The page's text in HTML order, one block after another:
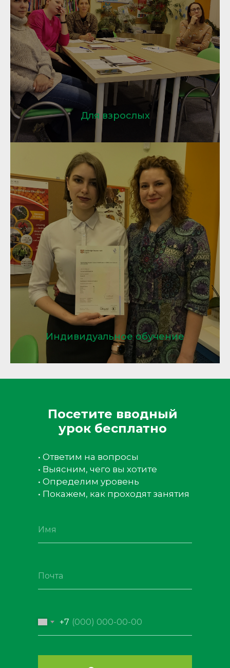
Для взрослых
Индивидуальное обучение
Посетите вводный
урок бесплатно
• Ответим на вопросы
• Выясним, чего вы хотите
• Определим уровень
• Покажем, как проходят занятия
+7